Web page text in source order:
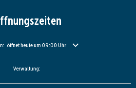
weitere Öffnungs- oder Schließzeiten auszublenden
öffnet heute um 09:00 Uhr
Verwaltung: